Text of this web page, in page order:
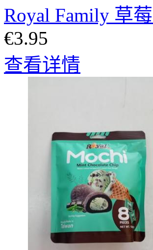
Royal Family 草
€3.95
查看详情